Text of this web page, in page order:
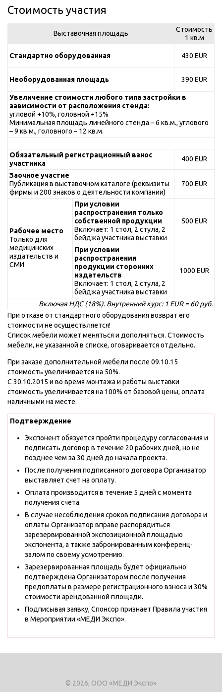
Стоимость участия
Выставочная площадь
Стоимость
1 кв.м
Стандартно оборудованная 430 EUR
Необорудованная площадь 390 EUR
Увеличение стоимости любого типа застройки в
зависимости от расположения стенда:
угловой +10%, головной +15%
Минимальная площадь линейного стенда – 6 кв.м., углового
– 9 кв.м., головного – 12 кв.м.
Обязательный регистрационный взнос
участника
400 EUR
Заочное участие
Публикация в выставочном каталоге (реквизиты
фирмы и 200 знаков о деятельности компании)
700 EUR
Рабочее место
Только для
медицинских
издательств и
СМИ
При условии
распространения только
собственной продукции
Включает: 1 стол, 2 стула, 2
бейджа участника выставки
500 EUR
При условии
распространения
продукции сторонних
издательств
Включает: 1 стол, 2 стула, 2
бейджа участника выставки
1000 EUR
Включая НДС (18%). Внутренний курс: 1 EUR = 60 руб.
При отказе от стандартного оборудования возврат его
стоимости не осуществляется!
Список мебели может меняться и дополняться. Стоимость
мебели, не указанной в списке, оговаривается отдельно.
При заказе дополнительной мебели после 09.10.15
стоимость увеличивается на 50%.
C 30.10.2015 и во время монтажа и работы выставки
стоимость увеличивается на 100% от базовой цены, оплата
наличными на месте.
Подтверждение
Экспонент обязуется пройти процедуру согласования и
подписать договор в течение 20 рабочих дней, но не
позднее чем за 30 дней до начала проекта.
После получения подписанного договора Организатор
выставляет счет на оплату.
Оплата производится в течение 5 дней с момента
получения счета.
В случае несоблюдения сроков подписания договора и
оплаты Организатор вправе распорядиться
зарезервированной экспозиционной площадью
экспонента, а также забронированным конференц-
залом по своему усмотрению.
Зарезервированная площадь будет официально
подтверждена Организатором после получения
предоплаты в размере регистрационного взноса и 30%
стоимости арендованной площади.
Подписывая заявку, Спонсор признает Правила участия
в Мероприятии «МЕДИ Экспо».
© 2026, ООО «МЕДИ Экспо»